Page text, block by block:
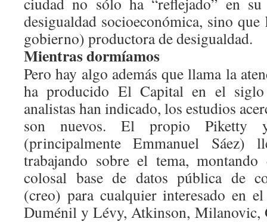
desigualdad socioeconómica, sino
gobierno) productora de desigualdad.
Mientras dormíamos
Pero hay algo además que llama la
ha producido El Capital en el
analistas han indicado, los estudios
son nuevos. El propio Piketty y
(principalmente Emmanuel Sáez)
trabajando sobre el tema, montando
colosal base de datos pública de
(creo) para cualquier interesado en
Duménil y Lévy, Atkinson,